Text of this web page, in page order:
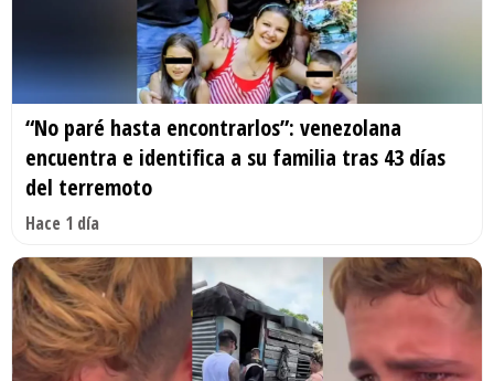
“No paré hasta encontrarlos”: venezolana
encuentra e identifica a su familia tras 43 días
del terremoto
Hace 1 día